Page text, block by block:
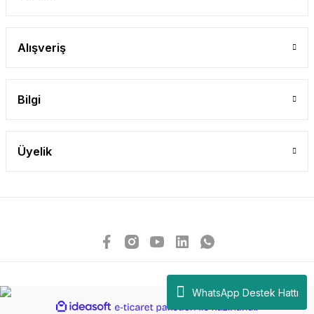
WhatsApp Destek Hattı
Alışveriş
Bilgi
Üyelik
ideasoft